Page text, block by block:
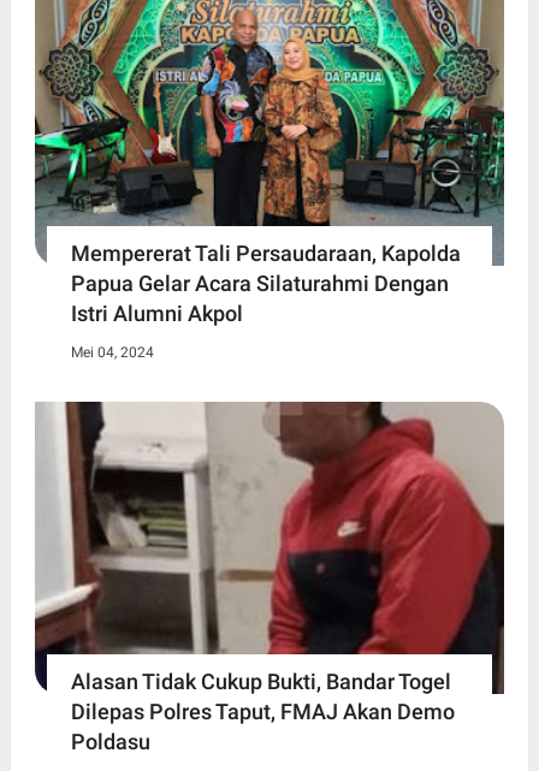
Mempererat Tali Persaudaraan, Kapolda
Papua Gelar Acara Silaturahmi Dengan
Istri Alumni Akpol
Mei 04, 2024
Alasan Tidak Cukup Bukti, Bandar Togel
Dilepas Polres Taput, FMAJ Akan Demo
Poldasu